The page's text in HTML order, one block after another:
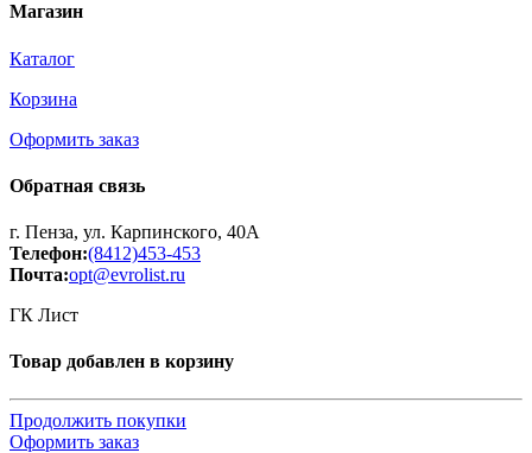
Магазин
Каталог
Корзина
Оформить заказ
Обратная связь
г. Пенза, ул. Карпинского, 40А
Телефон:(8412)453-453
Почта:opt@evrolist.ru
ГК Лист
Товар добавлен в корзину
Продолжить покупки
Оформить заказ